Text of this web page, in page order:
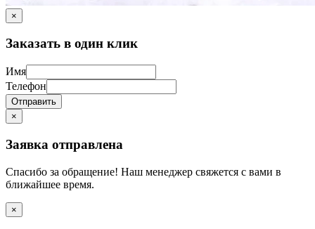
×
Заказать в один клик
Имя
Телефон
Отправить
×
Заявка отправлена
Спасибо за обращение! Наш менеджер свяжется с вами в
ближайшее время.
×